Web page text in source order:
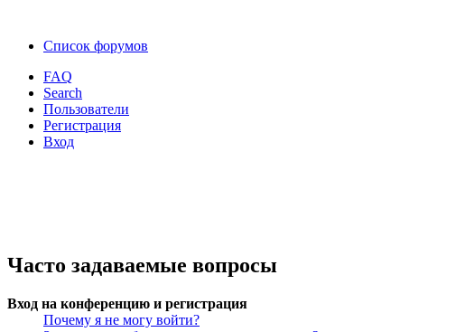
Список форумов
FAQ
Search
Пользователи
Регистрация
Вход
Часто задаваемые вопросы
Вход на конференцию и регистрация
Почему я не могу войти?